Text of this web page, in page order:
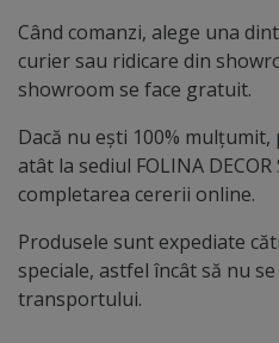
Când comanzi, alege una
curier sau ridicare din
showroom se face gratuit.
Dacă nu ești 100%
atât la sediul FOLINA DECOR
completarea cererii online.
Produsele sunt expediate
speciale, astfel încât să nu
transportului.